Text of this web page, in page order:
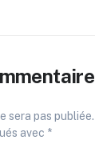
sera pas publiée.
avec *